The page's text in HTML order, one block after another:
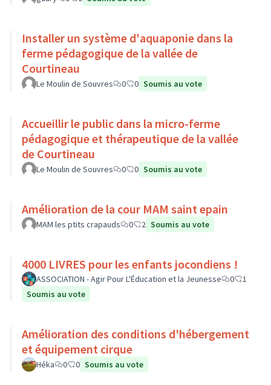
Installer un système d'aquaponie dans la
ferme pédagogique de la vallée de
Courtineau
Le Moulin de Souvres 0 0 Soumis au vote
Accueillir le public dans la micro-ferme
pédagogique et thérapeutique de la vallée
de Courtineau
Le Moulin de Souvres 0 0 Soumis au vote
Amélioration de la cour MAM saint epain
MAM les ptits crapauds 0 2 Soumis au vote
4000 LIVRES pour les enfants jocondiens !
ASSOCIATION - Agir Pour L'Éducation et la Jeunesse 0
1
Soumis au vote
Amélioration des conditions d'hébergement
et équipement cirque
Héka 0 0 Soumis au vote